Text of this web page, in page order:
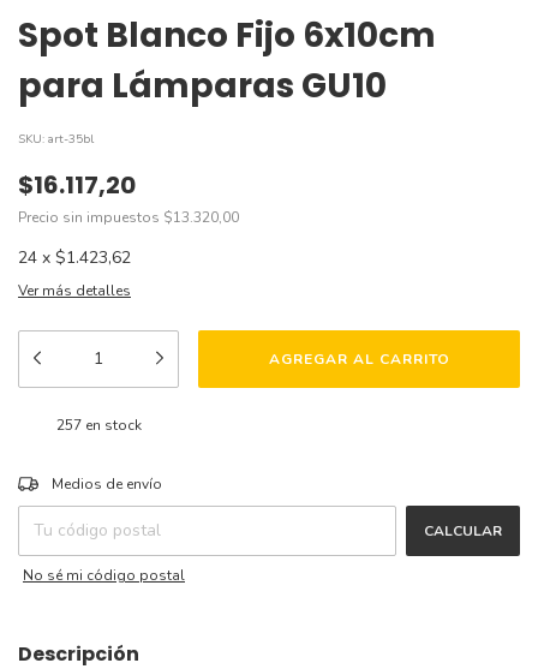
Spot Blanco Fijo 6x10cm
para Lámparas GU10
SKU: art-35bl
$16.117,20
Precio sin impuestos $13.320,00
24 x $1.423,62
Ver más detalles
257en stock
Entregas para el CP:
Medios de envío
CALCULAR
No sé mi código postal
Descripción